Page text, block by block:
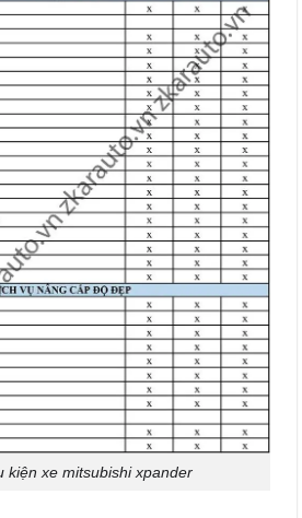
kiện xe mitsubishi xpander